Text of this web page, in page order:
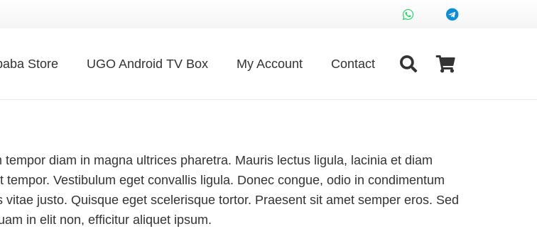
Store UGO Android TV Box My Account Contact
diam in magna ultrices pharetra. Mauris lectus ligula, lacinia et diam
Vestibulum eget convallis ligula. Donec congue, odio in condimentum
justo. Quisque eget scelerisque tortor. Praesent sit amet semper eros. Sed
in elit non, efficitur aliquet ipsum.